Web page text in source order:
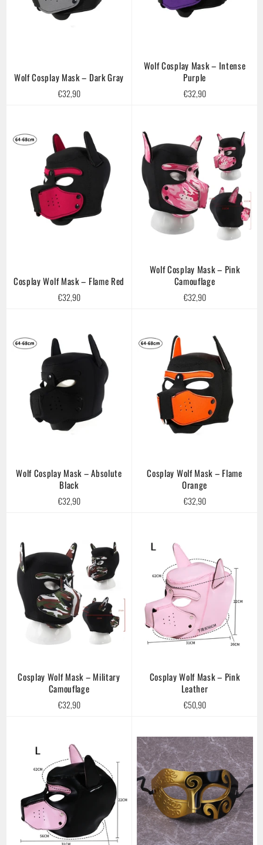
Wolf Cosplay Mask – Dark Gray
Regular
€32,90
Wolf Cosplay Mask – Intense
Purple
Regular
€32,90
Cosplay Wolf Mask – Flame Red
Regular
€32,90
Wolf Cosplay Mask – Pink
Camouflage
Regular
€32,90
Wolf Cosplay Mask – Absolute
Black
Regular
€32,90
Cosplay Wolf Mask – Flame
Orange
Regular
€32,90
Cosplay Wolf Mask – Military
Camouflage
Regular
€32,90
Cosplay Wolf Mask – Pink
Leather
Regular
€50,90